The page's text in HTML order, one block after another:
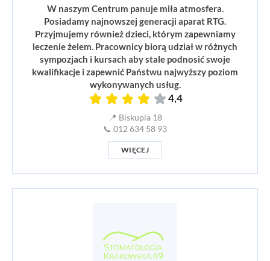
W naszym Centrum panuje miła atmosfera.
Posiadamy najnowszej generacji aparat RTG.
Przyjmujemy również dzieci, którym zapewniamy
leczenie żelem. Pracownicy biorą udział w różnych
sympozjach i kursach aby stale podnosić swoje
kwalifikacje i zapewnić Państwu najwyższy poziom
wykonywanych usług.
4,4
📍 Biskupia 18
📞 012 634 58 93
WIĘCEJ